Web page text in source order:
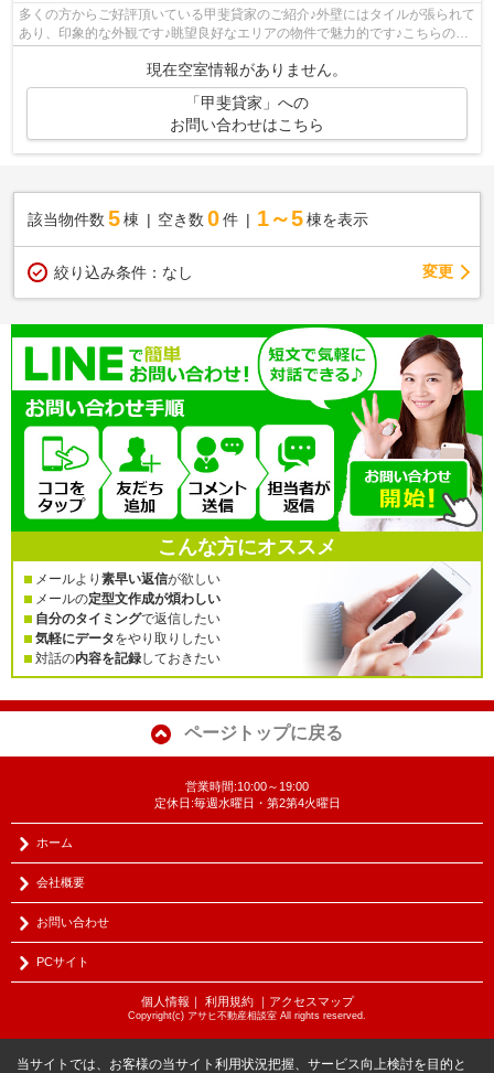
多くの方からご好評頂いている甲斐貸家のご紹介♪外壁にはタイルが張られて
あり、印象的な外観です♪眺望良好なエリアの物件で魅力的です♪こちらの物
件は、駅へも徒歩12分と歩いてアクセ...
現在空室情報がありません。
「甲斐貸家」への
お問い合わせはこちら
該当物件数 5棟 空き数 0 件 1～5 棟を表示
絞り込み条件： なし 変更
こんな方にオススメ
メールより 素早い返信が欲しい
メールの定型文作成が煩わしい
自分のタイミングで返信したい
気軽にデータをやり取りしたい
対話の内容を記録しておきたい
ページトップに戻る
営業時間:10:00～19:00
定休日:毎週水曜日・第2第4火曜日
ホーム
会社概要
お問い合わせ
PCサイト
個人情報 利用規約｜ アクセスマップ
Copyright(c) アサヒ不動産相談室 All rights reserved.
当サイトでは、お客様の当サイト利用状況把握、サービス向上検討を目的と